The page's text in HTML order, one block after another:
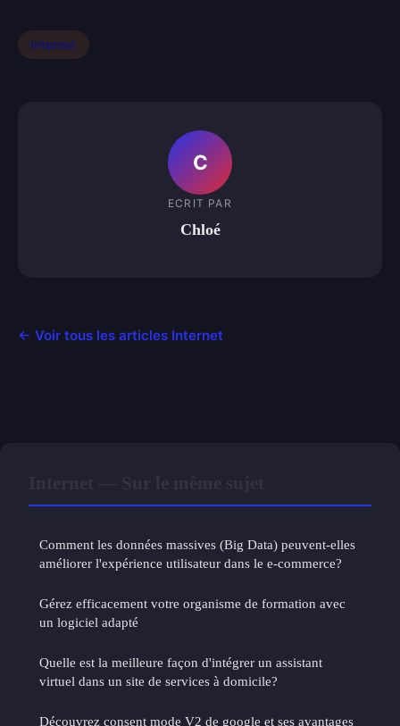
Internet
C
ECRIT PAR
Chloé
← Voir tous les articles Internet
Comment les données massives (Big Data) peuvent-elles
améliorer l'expérience utilisateur dans le e-commerce?
Gérez efficacement votre organisme de formation avec
un logiciel adapté
Quelle est la meilleure façon d'intégrer un assistant
virtuel dans un site de services à domicile?
Découvrez consent mode V2 de google et ses avantages